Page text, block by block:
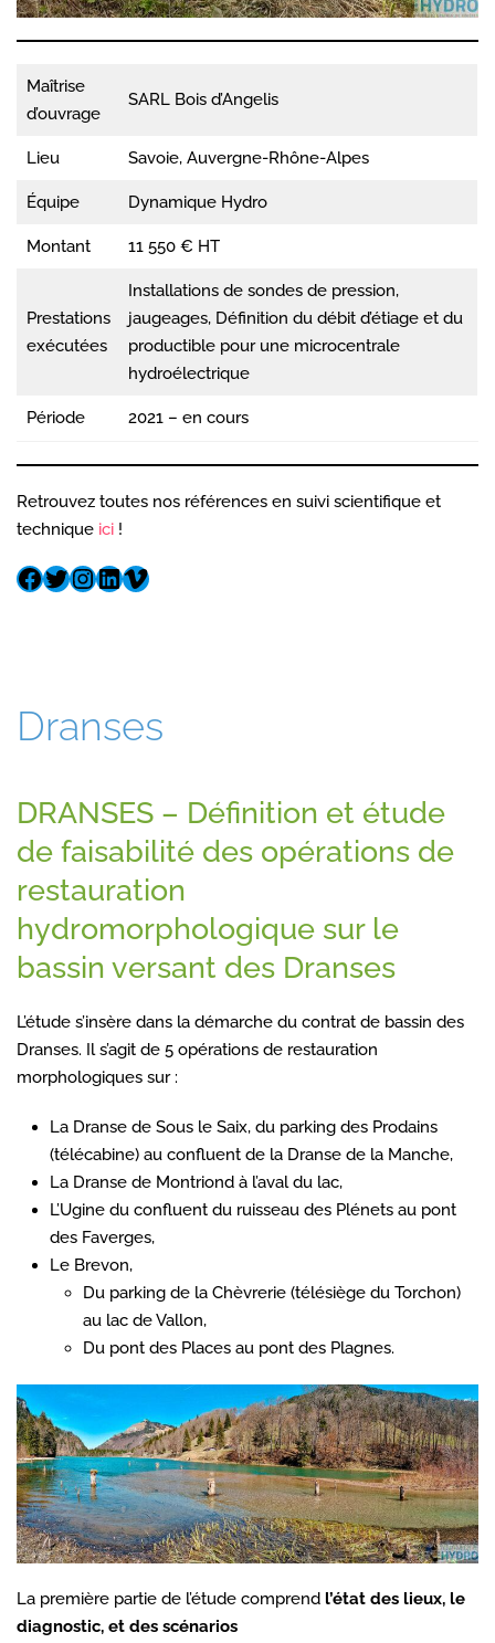
Maîtrise
d’ouvrage
SARL Bois d’Angelis
Lieu Savoie, Auvergne-Rhône-Alpes
Équipe Dynamique Hydro
Montant 11 550 € HT
Prestations
exécutées
Installations de sondes de pression,
jaugeages, Définition du débit d’étiage et du
productible pour une microcentrale
hydroélectrique
Période 2021 – en cours
Retrouvez toutes nos références en suivi scientifique et
technique ici !
Dranses
DRANSES – Définition et étude
de faisabilité des opérations de
restauration
hydromorphologique sur le
bassin versant des Dranses
L’étude s’insère dans la démarche du contrat de bassin des
Dranses. Il s’agit de 5 opérations de restauration
morphologiques sur :
La Dranse de Sous le Saix, du parking des Prodains
(télécabine) au confluent de la Dranse de la Manche,
La Dranse de Montriond à l’aval du lac,
L’Ugine du confluent du ruisseau des Plénets au pont
des Faverges,
Le Brevon,
Du parking de la Chèvrerie (télésiège du Torchon)
au lac de Vallon,
Du pont des Places au pont des Plagnes.
La première partie de l’étude comprend l’état des lieux, le
diagnostic, et des scénarios